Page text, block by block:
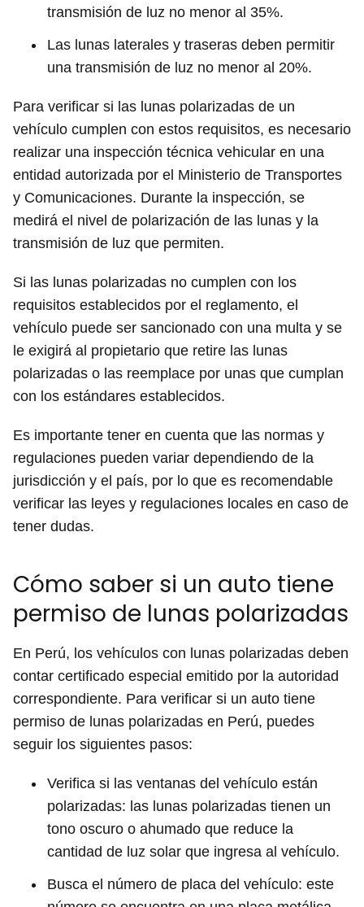
transmisión de luz no menor al 35%.
Las lunas laterales y traseras deben permitir
una transmisión de luz no menor al 20%.
Para verificar si las lunas polarizadas de un
vehículo cumplen con estos requisitos, es necesario
realizar una inspección técnica vehicular en una
entidad autorizada por el Ministerio de Transportes
y Comunicaciones. Durante la inspección, se
medirá el nivel de polarización de las lunas y la
transmisión de luz que permiten.
Si las lunas polarizadas no cumplen con los
requisitos establecidos por el reglamento, el
vehículo puede ser sancionado con una multa y se
le exigirá al propietario que retire las lunas
polarizadas o las reemplace por unas que cumplan
con los estándares establecidos.
Es importante tener en cuenta que las normas y
regulaciones pueden variar dependiendo de la
jurisdicción y el país, por lo que es recomendable
verificar las leyes y regulaciones locales en caso de
tener dudas.
Cómo saber si un auto tiene
permiso de lunas polarizadas
En Perú, los vehículos con lunas polarizadas deben
contar certificado especial emitido por la autoridad
correspondiente. Para verificar si un auto tiene
permiso de lunas polarizadas en Perú, puedes
seguir los siguientes pasos:
Verifica si las ventanas del vehículo están
polarizadas: las lunas polarizadas tienen un
tono oscuro o ahumado que reduce la
cantidad de luz solar que ingresa al vehículo.
Busca el número de placa del vehículo: este